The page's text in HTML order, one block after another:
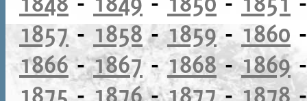
1857-1858-1859- 1860
1866-1867-1868-1869
1875 -1876-1877-1878